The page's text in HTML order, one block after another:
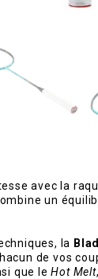
avec la
un
la
de vos
que leHot Melt